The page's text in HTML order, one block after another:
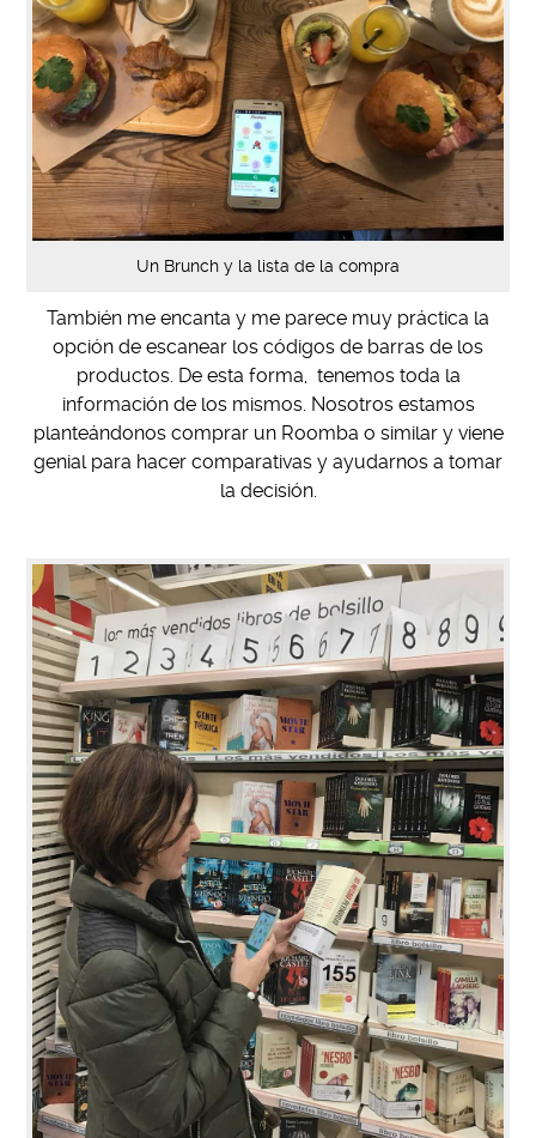
Un Brunch y la lista de la compra
También me encanta y me parece muy práctica la
opción de escanear los códigos de barras de los
productos. De esta forma, tenemos toda la
información de los mismos. Nosotros estamos
planteándonos comprar un Roomba o similar y viene
genial para hacer comparativas y ayudarnos a tomar
la decisión.